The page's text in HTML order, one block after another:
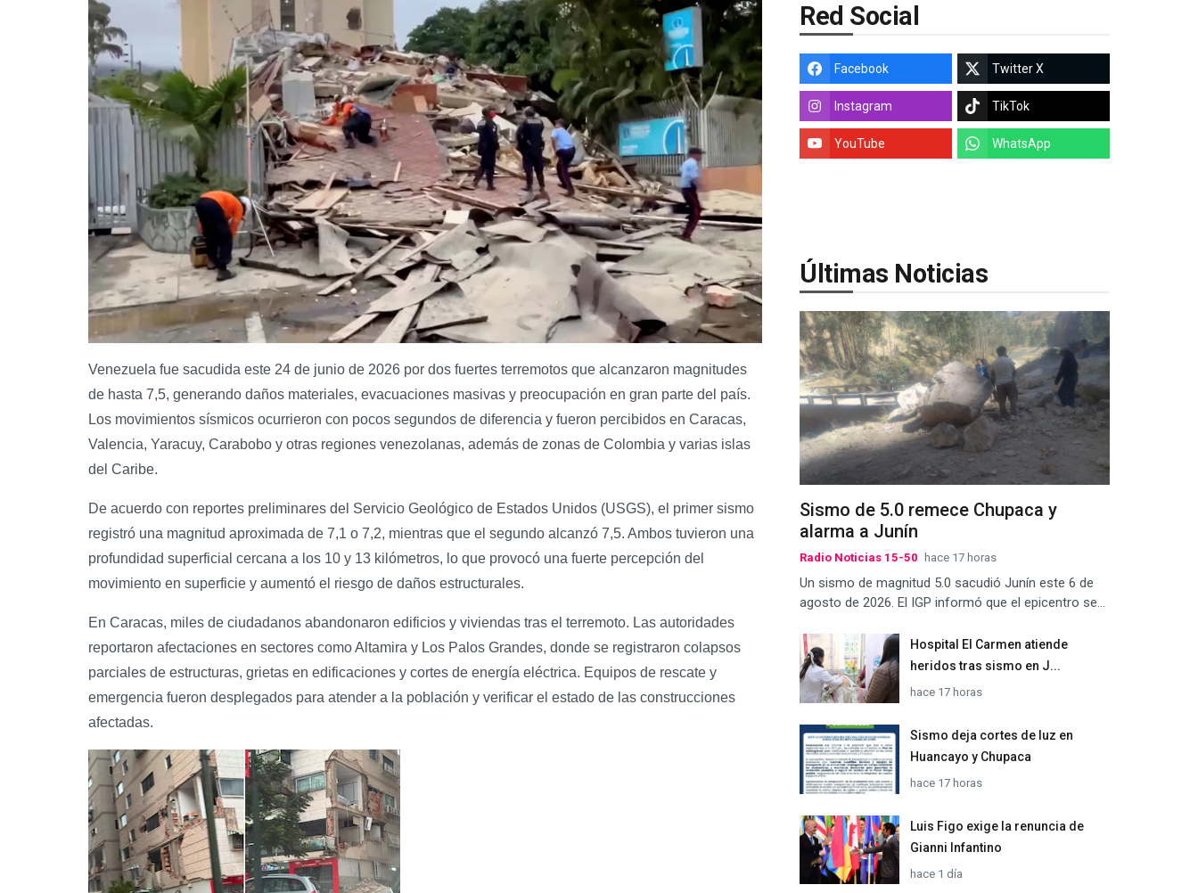
Venezuela fue sacudida este 24 de junio de 2026 por dos fuertes terremotos que alcanzaron magnitudes
de hasta 7,5, generando daños materiales, evacuaciones masivas y preocupación en gran parte del país.
Los movimientos sísmicos ocurrieron con pocos segundos de diferencia y fueron percibidos en Caracas,
Valencia, Yaracuy, Carabobo y otras regiones venezolanas, además de zonas de Colombia y varias islas
del Caribe.
De acuerdo con reportes preliminares del Servicio Geológico de Estados Unidos (USGS), el primer sismo
registró una magnitud aproximada de 7,1 o 7,2, mientras que el segundo alcanzó 7,5. Ambos tuvieron una
profundidad superficial cercana a los 10 y 13 kilómetros, lo que provocó una fuerte percepción del
movimiento en superficie y aumentó el riesgo de daños estructurales.
En Caracas, miles de ciudadanos abandonaron edificios y viviendas tras el terremoto. Las autoridades
reportaron afectaciones en sectores como Altamira y Los Palos Grandes, donde se registraron colapsos
parciales de estructuras, grietas en edificaciones y cortes de energía eléctrica. Equipos de rescate y
emergencia fueron desplegados para atender a la población y verificar el estado de las construcciones
afectadas.
Red Social
Facebook Twitter X
Instagram TikTok
YouTube WhatsApp
Últimas Noticias
Sismo de 5.0 remece Chupaca y
alarma a Junín
Radio Noticias 15-50 hace 17 horas
Un sismo de magnitud 5.0 sacudió Junín este 6 de
agosto de 2026. El IGP informó que el epicentro se...
Hospital El Carmen atiende
heridos tras sismo en J...
hace 17 horas
Sismo deja cortes de luz en
Huancayo y Chupaca
hace 17 horas
Luis Figo exige la renuncia de
Gianni Infantino
hace 1 día